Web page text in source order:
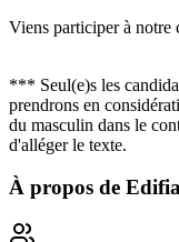
Viens participer à notre
*** Seul(e)s les
prendrons en
du masculin dans le
d'alléger le texte.
À propos de